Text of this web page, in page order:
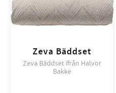
Zeva Bäddset
Zeva Bäddset ifrån Halvor
Bakke